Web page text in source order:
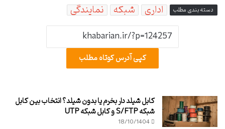
دسته بندی مطلب اداری شبکه نمایندگی
کپی آدرس کوتاه مطلب
کابل شیلد دار بخرم یا بدون شیلد؟ انتخاب بین کابل
شبکه S/FTP و کابل شبکه UTP
18/10/1404